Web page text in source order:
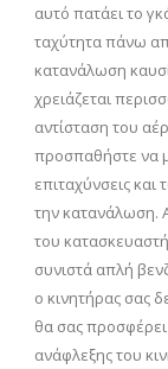
αυτό πατάει το
ταχύτητα πάνω
κατανάλωση
χρειάζεται
αντίσταση του
προσπαθήστε να
επιταχύνσεις
την κατανάλωση.
του
συνιστά απλή
ο κινητήρας σας
θα σας προσφέρει
ανάφλεξης του